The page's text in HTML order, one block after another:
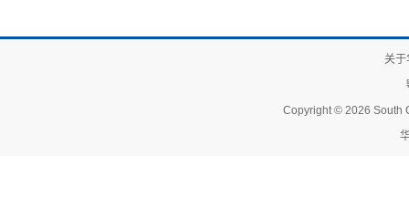
关于
Copyright © 2026 South